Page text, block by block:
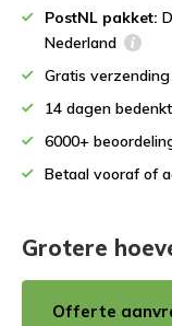
PostNL pakket:
Nederland
Gratis
14 dagen
6000+
Betaal vooraf of
Grotere
Offerte